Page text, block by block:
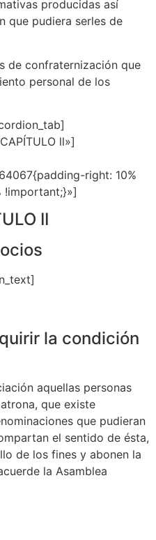
producidas así
que pudiera serles de
de confraternización que
personal de los
ll»]
right: 10%
!important;}»]
II
la condición
aquellas personas
que existe
que pudieran
el sentido de ésta,
de los fines y abonen la
la Asamblea